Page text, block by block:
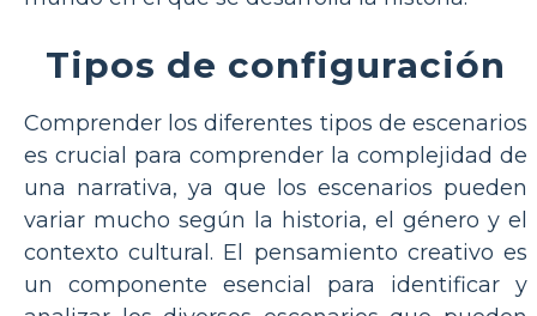
Tipos de configuración
Comprender los diferentes tipos de escenarios
es crucial para comprender la complejidad de
una narrativa, ya que los escenarios pueden
variar mucho según la historia, el género y el
contexto cultural. El pensamiento creativo es
un componente esencial para identificar y